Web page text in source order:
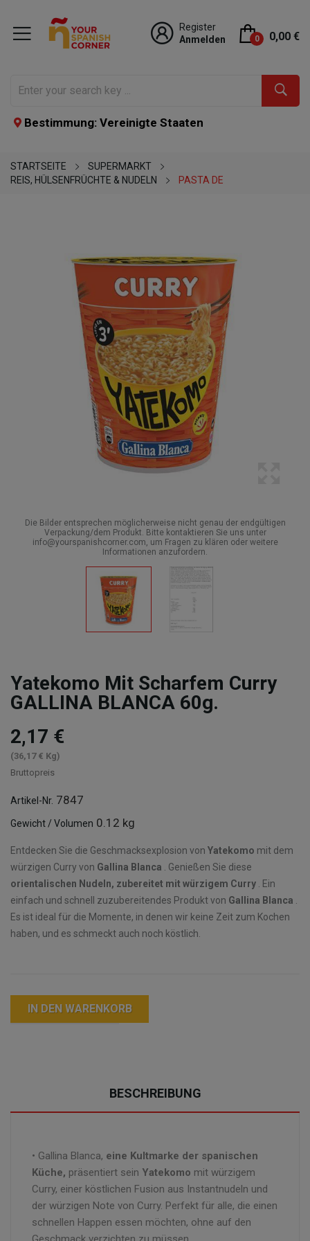
Register
Anmelden
0 0,00 €
Bestimmung: Vereinigte Staaten
STARTSEITE
SUPERMARKT
REIS, HÜLSENFRÜCHTE & NUDELN
PASTA DE
Die Bilder entsprechen möglicherweise nicht genau der endgültigen
Verpackung/dem Produkt. Bitte kontaktieren Sie uns unter
info@yourspanishcorner.com, um Fragen zu klären oder weitere
Informationen anzufordern.
Yatekomo Mit Scharfem Curry
GALLINA BLANCA 60g.
2,17 €
(36,17 € Kg)
Bruttopreis
Artikel-Nr. 7847
Gewicht / Volumen 0.12 kg
Entdecken Sie die Geschmacksexplosion von Yatekomo mit dem
würzigen Curry von Gallina Blanca . Genießen Sie diese
orientalischen Nudeln, zubereitet mit würzigem Curry . Ein
einfach und schnell zuzubereitendes Produkt von Gallina Blanca
Es ist ideal für die Momente, in denen wir keine Zeit zum Kochen
haben, und es schmeckt auch noch köstlich.
IN DEN WARENKORB
BESCHREIBUNG
• Gallina Blanca, eine Kultmarke der spanischen
Küche, präsentiert sein Yatekomo mit würzigem
Curry, einer köstlichen Fusion aus Instantnudeln und
der würzigen Note von Curry. Perfekt für alle, die einen
schnellen Happen essen möchten, ohne auf den